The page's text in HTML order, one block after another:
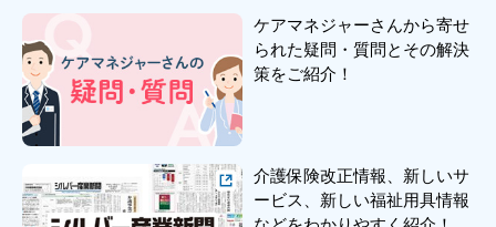
ケアマネジャーさんから寄せ
られた疑問・質問とその解決
策をご紹介！
介護保険改正情報、新しいサ
ービス、新しい福祉用具情報